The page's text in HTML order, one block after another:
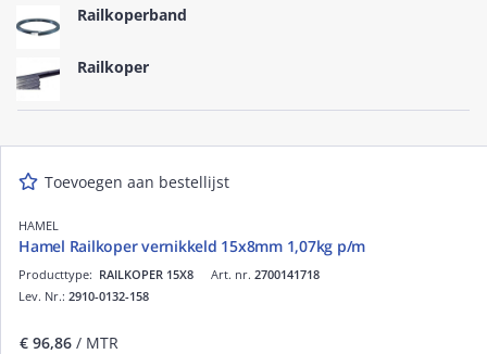
Railkoperband
Railkoper
Toevoegen aan bestellijst
HAMEL
Hamel Railkoper vernikkeld 15x8mm 1,07kg p/m
Art. nr. 2700141718
Producttype: RAILKOPER 15X8
Lev. Nr.: 2910-0132-158
€ 96,86 / MTR